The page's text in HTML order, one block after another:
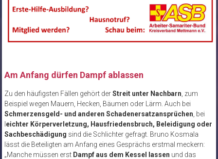
Am Anfang dürfen Dampf ablassen
Zu den häufigsten Fällen gehört derStreit unter Nachbarn , zum
Beispiel wegen Mauern, Hecken, Bäumen oder Lärm. Auch bei
Schmerzensgeld- und anderen Schadenersatzansprüchen , bei
eichter Körperverletzung, Hausfriedensbruch, Beleidigung oder
Sachbeschädigung sind die Schlichter gefragt. Bruno Kosmala
lässt die Beteiligten am Anfang eines Gesprächs erstmal meckern:
„Manche müssen erst Dampf aus dem Kessel lassen und das